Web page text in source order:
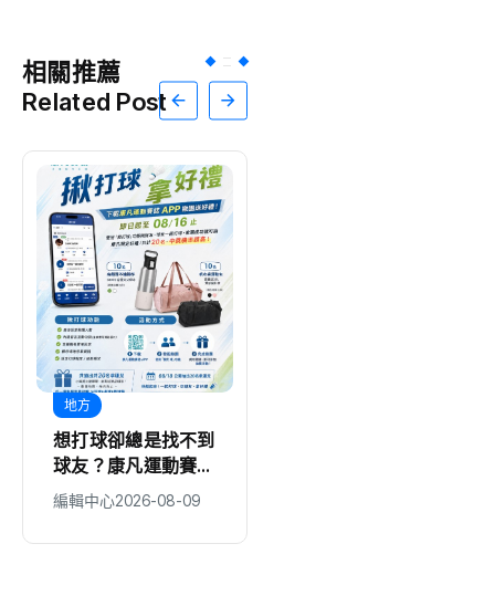
相關推薦
Related Post
地方
想打球卻總是找不到
球友？康凡運動賽誌
推出「揪打球」 揪
團成功再抽限定好禮
編輯中心2026-08-09